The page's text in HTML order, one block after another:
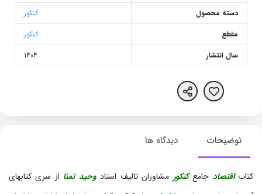
دسته محصول
کنکور
مقطع
کنکور
سال انتشار
1404
توضیحات دیدگاه ها
کتاباقتصاد جامعکنکور مشاوران تالیف استادوحید تمنا از سری کتابهای